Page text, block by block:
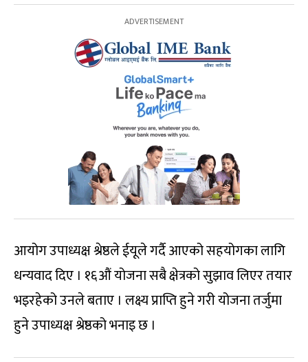
आयोग उपाध्यक्ष श्रेष्ठले ईयूले गर्दै आएको सहयोगका लागि
धन्यवाद दिए । १६औं योजना सबै क्षेत्रको सुझाव लिएर तयार
भइरहेको उनले बताए । लक्ष्य प्राप्ति हुने गरी योजना तर्जुमा
हुने उपाध्यक्ष श्रेष्ठको भनाइ छ ।